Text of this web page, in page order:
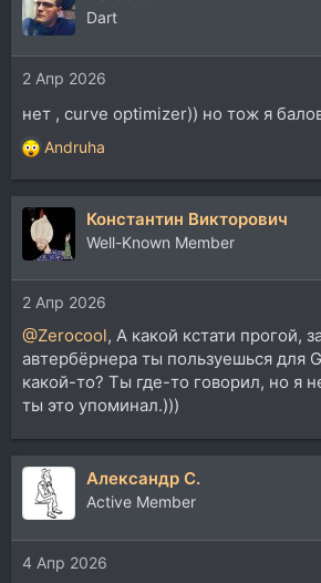
Dart
2 Апр 2026
нет , curve optimizer)) но тож я
Р
е
а
ц
и
и
:
Andruha
Константин Викторович
Well-Known Member
2 Апр 2026
@Zerocool, А какой кстати прогой,
автербёрнера ты пользуешься для
какой-то? Ты где-то говорил, но я
ты это упоминал.)))
Александр С.
Active Member
4 Апр 2026